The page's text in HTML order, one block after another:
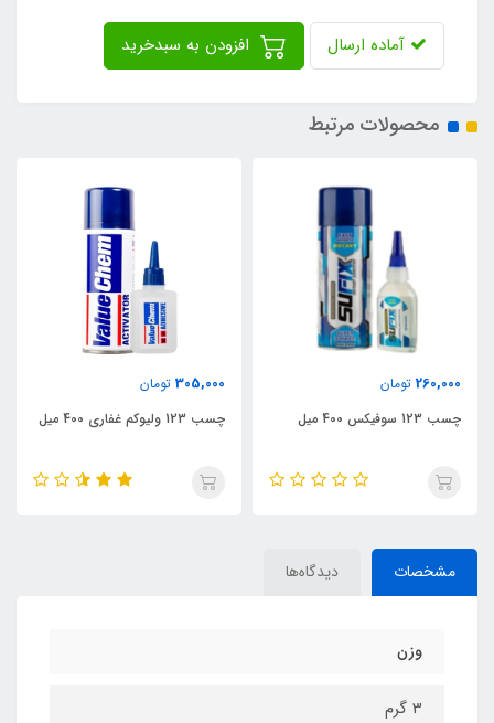
آماده ارسال
محصولات مرتبط
چسب 123 ولیوکم غفاری 400 میل
چسب 123 استار باند 400 میل
مشخصات دیدگاه‌ها
وزن
3 گرم